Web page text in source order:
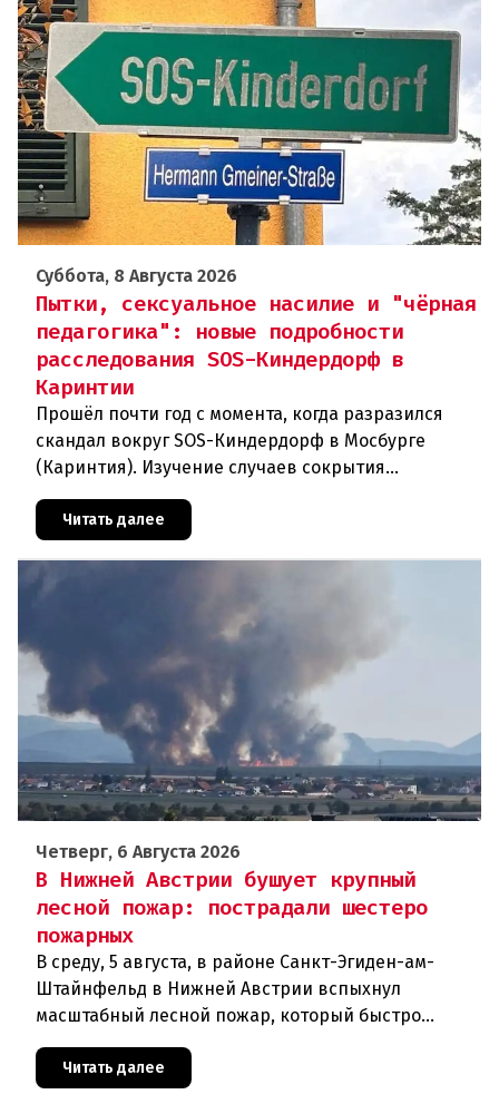
Суббота, 8 Августа 2026
Пытки, сексуальное насилие и "чёрная
педагогика": новые подробности
расследования SOS-Киндердорф в
Каринтии
Прошёл почти год с момента, когда разразился
скандал вокруг SOS-Киндердорф в Мосбурге
(Каринтия). Изучение случаев сокрытия
масштабное расследование, которое продо
Читать далее
Четверг, 6 Августа 2026
В Нижней Австрии бушует крупный
лесной пожар: пострадали шестеро
пожарных
В среду, 5 августа, в районе Санкт-Эгиден-ам-
Штайнфельд в Нижней Австрии вспыхнул
масштабный лесной пожар, который быстро
В ходе тушения пострадали шесте
Читать далее